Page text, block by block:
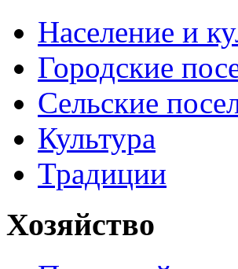
Население и
Городские
Сельские
Культура
Традиции
Хозяйство